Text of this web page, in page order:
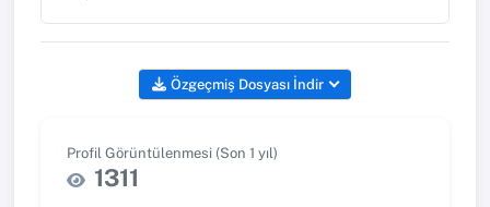
Özgeçmiş Dosyası İndir
Profil Görüntülenmesi (Son 1 yıl)
1311